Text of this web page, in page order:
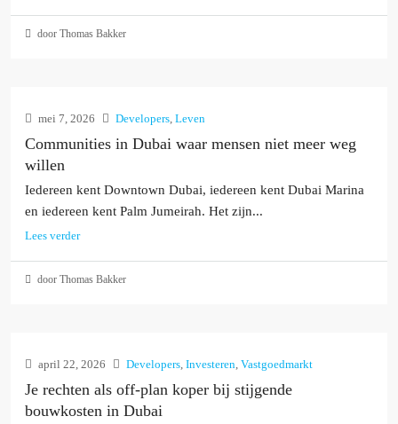
door Thomas Bakker
mei 7, 2026 Developers, Leven
Communities in Dubai waar mensen niet meer weg
willen
Iedereen kent Downtown Dubai, iedereen kent Dubai Marina
en iedereen kent Palm Jumeirah. Het zijn...
Lees verder
door Thomas Bakker
april 22, 2026 Developers, Investeren, Vastgoedmarkt
Je rechten als off-plan koper bij stijgende
bouwkosten in Dubai